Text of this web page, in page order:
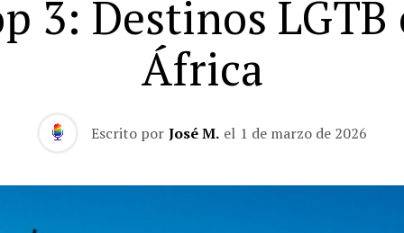
3: Destinos LGTB
África
Escrito por José M. el 1 de marzo de 2026